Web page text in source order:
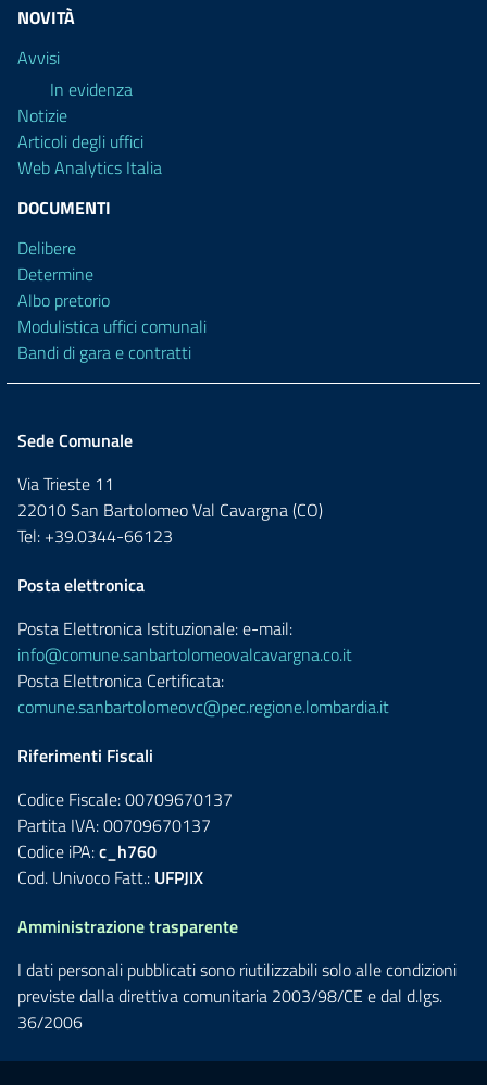
NOVITÀ
Avvisi
In evidenza
Notizie
Articoli degli uffici
Web Analytics Italia
DOCUMENTI
Delibere
Determine
Albo pretorio
Modulistica uffici comunali
Bandi di gara e contratti
Sede Comunale
Via Trieste 11
22010 San Bartolomeo Val Cavargna (CO)
Tel: +39.0344-66123
Posta elettronica
Posta Elettronica Istituzionale: e-mail:
info@comune.sanbartolomeovalcavargna.co.it
Posta Elettronica Certificata:
comune.sanbartolomeovc@pec.regione.lombardia.it
Riferimenti Fiscali
Codice Fiscale: 00709670137
Partita IVA: 00709670137
Codice iPA:c_h760
Cod. Univoco Fatt.: UFPJIX
Amministrazione trasparente
I dati personali pubblicati sono riutilizzabili solo alle condizioni
previste dalla direttiva comunitaria 2003/98/CE e dal d.lgs.
36/2006